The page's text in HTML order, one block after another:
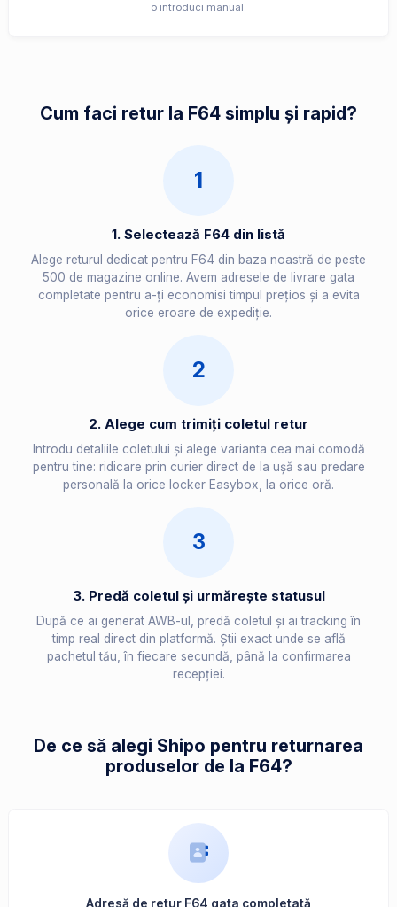
o introduci manual.
Cum faci retur la F64 simplu și rapid?
1
1. Selectează F64 din listă
Alege returul dedicat pentru F64 din baza noastră de peste
500 de magazine online. Avem adresele de livrare gata
completate pentru a-ți economisi timpul prețios și a evita
orice eroare de expediție.
2
2. Alege cum trimiți coletul retur
Introdu detaliile coletului și alege varianta cea mai comodă
pentru tine: ridicare prin curier direct de la ușă sau predare
personală la orice locker Easybox, la orice oră.
3
3. Predă coletul și urmărește statusul
După ce ai generat AWB-ul, predă coletul și ai tracking în
timp real direct din platformă. Știi exact unde se află
pachetul tău, în fiecare secundă, până la confirmarea
recepției.
De ce să alegi Shipo pentru returnarea
produselor de la F64?
Adresă de retur F64 gata completată